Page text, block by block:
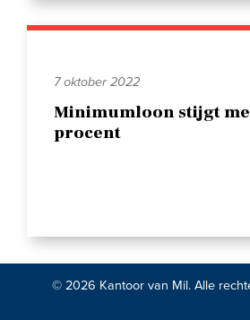
7 oktober 2022
Minimumloon stijgt
procent
© 2026 Kantoor van Mil. Alle